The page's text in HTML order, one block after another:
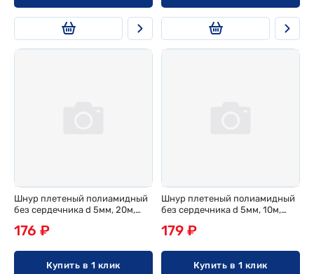
Шнур плетеный полиамидный
без сердечника d 5мм, 20м,
176 ₽
Купить в 1 клик
Шнур плетеный полиамидный
без сердечника d 5мм, 10м,
179 ₽
Купить в 1 клик